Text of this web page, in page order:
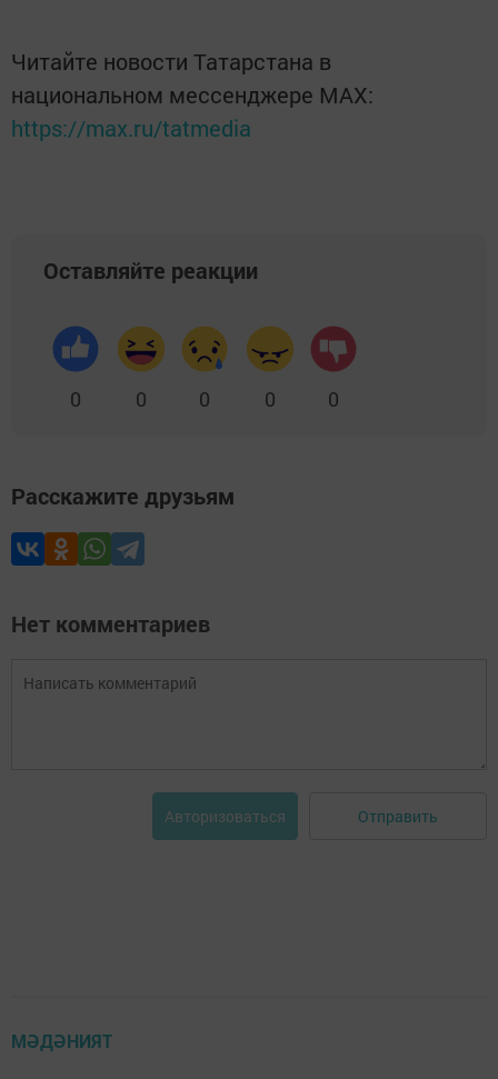
Читайте новости Татарстана в
национальном мессенджере MАХ:
https://max.ru/tatmedia
Оставляйте реакции
0 0 0 0 0
Расскажите друзьям
Нет комментариев
Авторизоваться Отправить
МӘДӘНИЯТ